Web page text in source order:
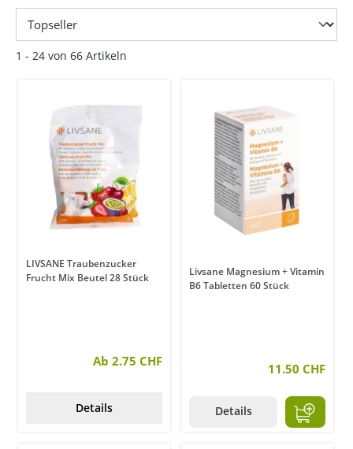
1 - 24 von 66 Artikeln
LIVSANE Traubenzucker
Frucht Mix Beutel 28 Stück
Ab 2.75 CHF
Details
Livsane Magnesium + Vitamin
B6 Tabletten 60 Stück
11.50 CHF
Details